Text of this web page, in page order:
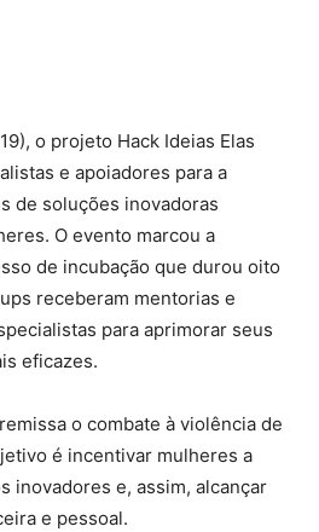
o projeto Hack Ideias Elas
e apoiadores para a
de soluções inovadoras
O evento marcou a
de incubação que durou oito
receberam mentorias e
para aprimorar seus
eficazes.
o combate à violência de
é incentivar mulheres a
inovadores e, assim, alcançar
e pessoal.